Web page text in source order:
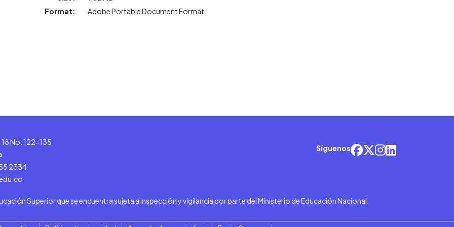
Format:
Adobe Portable Document Format
No. 122-135
2334
Síguenos
Superior que se encuentra sujeta a inspección y vigilancia por parte del Ministerio de Educación Nacional.